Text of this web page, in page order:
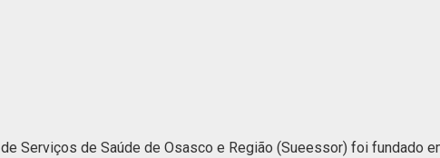
Serviços de Saúde de Osasco e Região (Sueessor) foi fundado